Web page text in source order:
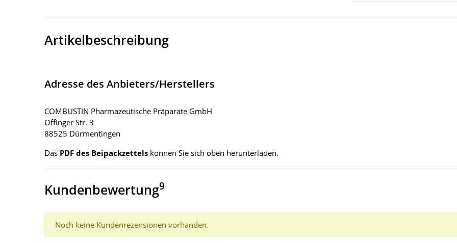
Artikelbeschreibung
Adresse des Anbieters/Herstellers
COMBUSTIN Pharmazeutische Präparate GmbH
Offinger Str. 3
88525 Dürmentingen
Das PDF des Beipackzettels können Sie sich oben herunterladen.
Kundenbewertung9
Noch keine Kundenrezensionen vorhanden.